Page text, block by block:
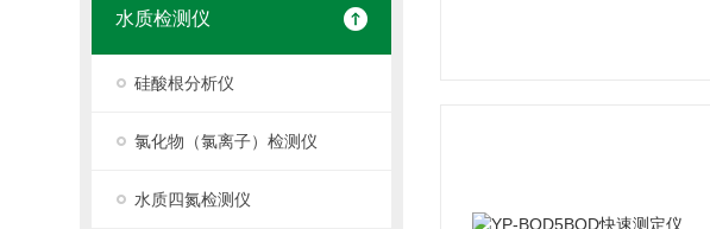
水质检测仪
硅酸根分析仪
氯化物（氯离子）检测仪
水质四氮检测仪